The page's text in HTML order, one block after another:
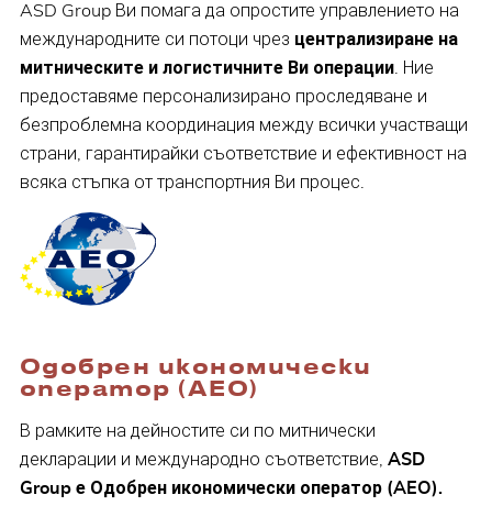
ASD Group Ви помага да опростите управлението на
международните си потоци чрез централизиране на
митническите и логистичните Ви операции. Ние
предоставяме персонализирано проследяване и
безпроблемна координация между всички участващи
страни, гарантирайки съответствие и ефективност на
всяка стъпка от транспортния Ви процес.
Одобрен икономически
оператор (AEO)
В рамките на дейностите си по митнически
декларации и международно съответствие, ASD
Group е Одобрен икономически оператор (AEO).